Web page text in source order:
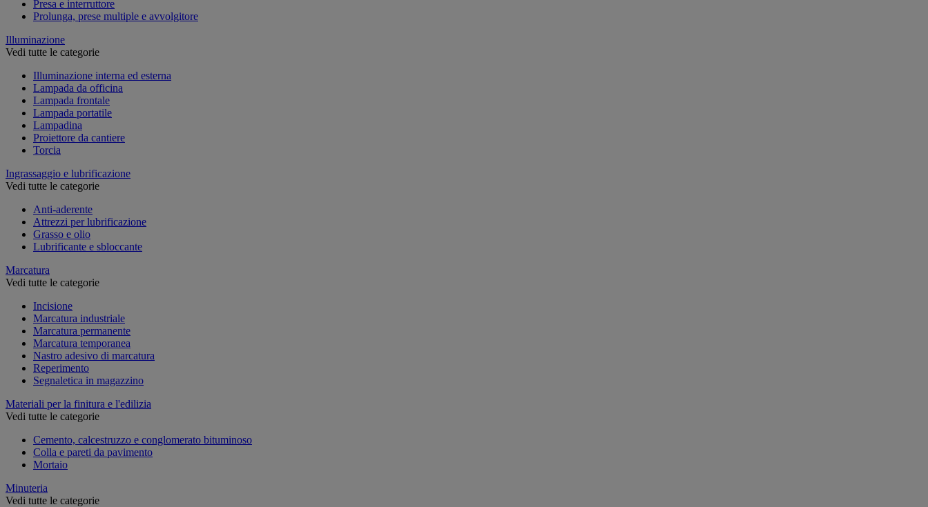
Presa e interruttore
Prolunga, prese multiple e avvolgitore
Illuminazione
Vedi tutte le categorie
Illuminazione interna ed esterna
Lampada da officina
Lampada frontale
Lampada portatile
Lampadina
Proiettore da cantiere
Torcia
Ingrassaggio e lubrificazione
Vedi tutte le categorie
Anti-aderente
Attrezzi per lubrificazione
Grasso e olio
Lubrificante e sbloccante
Marcatura
Vedi tutte le categorie
Incisione
Marcatura industriale
Marcatura permanente
Marcatura temporanea
Nastro adesivo di marcatura
Reperimento
Segnaletica in magazzino
Materiali per la finitura e l'edilizia
Vedi tutte le categorie
Cemento, calcestruzzo e conglomerato bituminoso
Colla e pareti da pavimento
Mortaio
Minuteria
Vedi tutte le categorie